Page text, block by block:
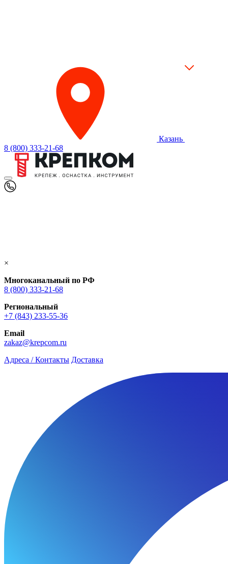
Казань
8 (800) 333-21-68
×
Многоканальный по РФ
8 (800) 333‑21-68
Региональный
+7 (843) 233-55-36
Email
zakaz@krepcom.ru
Адреса / Контакты Доставка